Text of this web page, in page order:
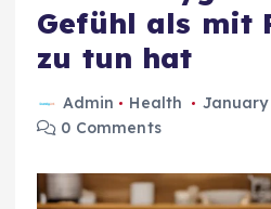
Gefühl als mit
zu tun hat
Admin Health
January
0 Comments